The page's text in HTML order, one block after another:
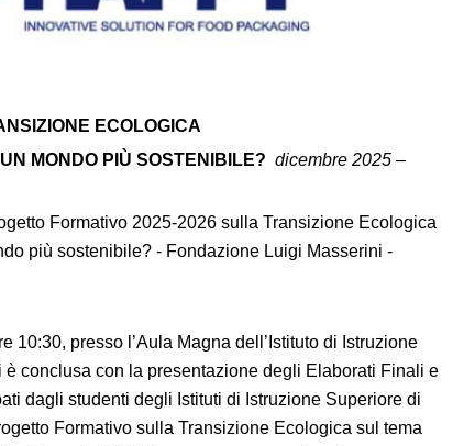
ECOLOGICA
MONDO PIÙ SOSTENIBILE? dicembre 2025 –
Formativo 2025-2026 sulla Transizione Ecologica
più sostenibile? - Fondazione Luigi Masserini -
10:30, presso l’Aula Magna dell’Istituto di Istruzione
è conclusa con la presentazione degli Elaborati Finali e
dagli studenti degli Istituti di Istruzione Superiore di
Formativo sulla Transizione Ecologica sul tema